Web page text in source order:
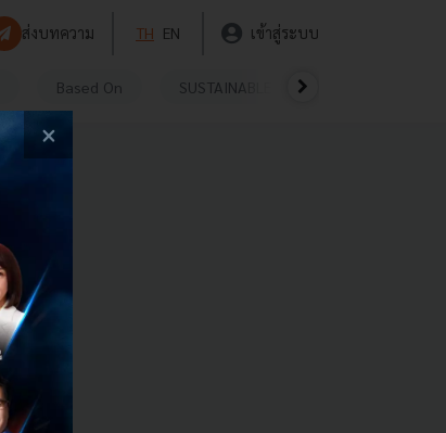
ส่งบทความ TH EN เข้าสู่ระบบ
Based On SUSTAINABLE
×